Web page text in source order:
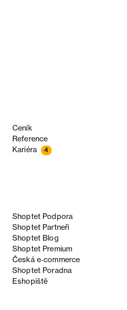
Ceník
Reference
Kariéra 4
Shoptet Podpora
Shoptet Partneři
Shoptet Blog
Shoptet Premium
Česká e‑commerce
Shoptet Poradna
Eshopiště